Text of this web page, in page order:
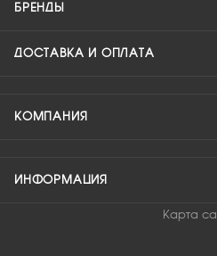
БРЕНДЫ
ДОСТАВКА И ОПЛАТА
КОМПАНИЯ
ИНФОРМАЦИЯ
Карта